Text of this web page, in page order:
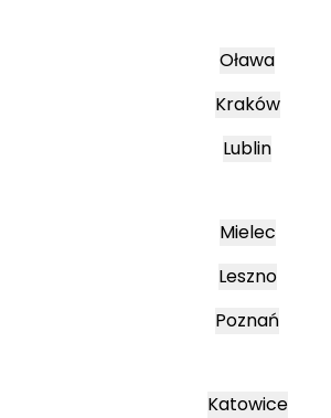
Oława
Kraków
Lublin
Mielec
Leszno
Poznań
Katowice